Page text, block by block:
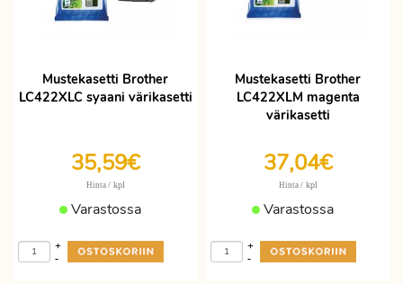
Mustekasetti Brother
LC422XLC syaani värikasetti
35,59€
Hinta / kpl
Varastossa
-
+
Mustekasetti Brother
LC422XLM magenta
värikasetti
37,04€
Hinta / kpl
Varastossa
-
+